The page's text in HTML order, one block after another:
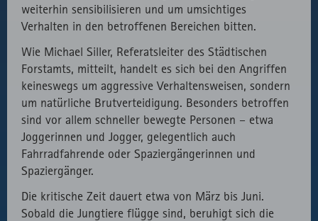
weiterhin sensibilisieren und um umsichtiges
Verhalten in den betroffenen Bereichen bitten.
Wie Michael Siller, Referatsleiter des Städtischen
Forstamts, mitteilt, handelt es sich bei den Angriffen
keineswegs um aggressive Verhaltensweisen, sondern
um natürliche Brutverteidigung. Besonders betroffen
sind vor allem schneller bewegte Personen – etwa
Joggerinnen und Jogger, gelegentlich auch
Fahrradfahrende oder Spaziergängerinnen und
Spaziergänger.
Die kritische Zeit dauert etwa von März bis Juni.
Sobald die Jungtiere flügge sind, beruhigt sich die